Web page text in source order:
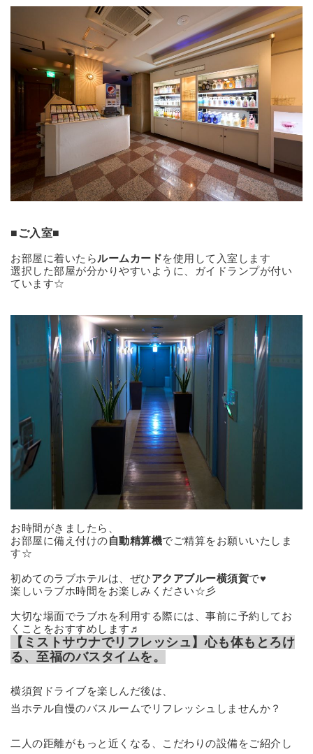
■ご入室■
お部屋に着いたらルームカードを使用して入室します
選択した部屋が分かりやすいように、ガイドランプが付い
ています☆
お時間がきましたら、
お部屋に備え付けの自動精算機でご精算をお願いいたしま
す☆
初めてのラブホテルは、ぜひアクアブルー横須賀で♥
楽しいラブホ時間をお楽しみください☆彡
大切な場面でラブホを利用する際には、事前に予約してお
くことをおすすめします♬
【ミストサウナでリフレッシュ】心も体もとろけ
る、至福のバスタイムを。
横須賀ドライブを楽しんだ後は、
当ホテル自慢のバスルームでリフレッシュしませんか？
二人の距離がもっと近くなる、こだわりの設備をご紹介し